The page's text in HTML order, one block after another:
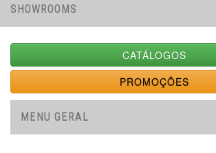
SHOWROOMS
CATÁLOGOS
PROMOÇÕES
MENU GERAL